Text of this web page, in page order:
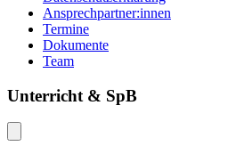
Ansprechpartner:innen
Termine
Dokumente
Team
Unterricht & SpB